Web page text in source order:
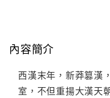
內容簡介
西漢末年，新莽篡漢
室，不但重揚大漢天